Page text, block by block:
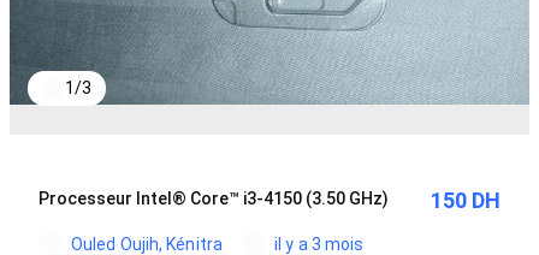
1/3
Processeur Intel® Core™ i3-4150 (3.50 GHz) 150 DH
Ouled Oujih, Kénitra il y a 3 mois